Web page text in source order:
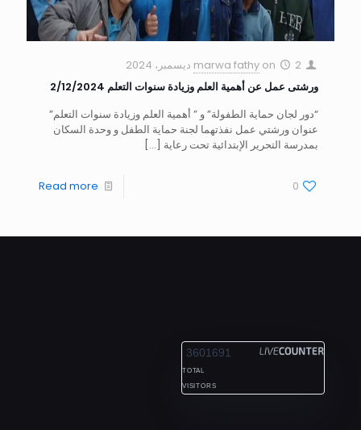
marwa fathy on
2 ديسمبر، 2024
ورشتى عمل عن أهمية العلم وزيادة سنوات التعلم 2/12/2024
“دور لجان حماية الطفولة” و ” أهمية العلم وزيادة سنوات التعلم”
عنوان ورشتي عمل نفذتهما لجنة حماية الطفل و وحدة السكان
بمدرسة التحرير الإبتدائية تحت رعاية […]
0
Read more
3601691
TOTAL
VISITORS